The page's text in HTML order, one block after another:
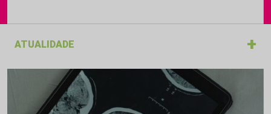
ATUALIDADE +